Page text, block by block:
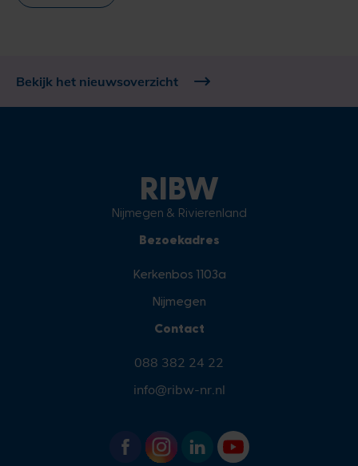
Bekijk het nieuwsoverzicht
RIBW
Nijmegen & Rivierenland
Bezoekadres
Kerkenbos 1103a
Nijmegen
Contact
088 382 24 22
info@ribw-nr.nl